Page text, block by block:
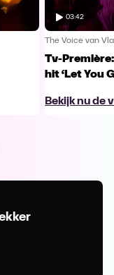
03:42
The Voice van
Tv-
hit ‘Let You
Bekijk nu de